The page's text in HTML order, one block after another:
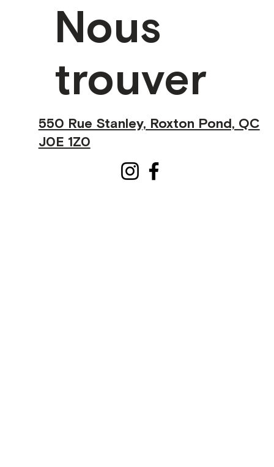
Nous
trouver
550 Rue Stanley, Roxton Pond, QC
J0E 1Z0